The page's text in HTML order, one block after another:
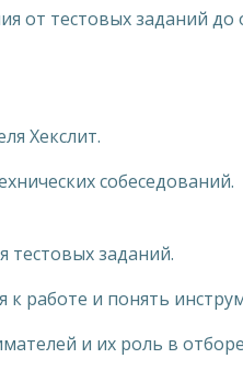
от тестовых заданий до
Хекслит.
собеседований.
тестовых заданий.
к работе и понять
и их роль в